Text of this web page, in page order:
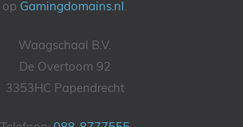
op Gamingdomains.nl .
Waagschaal B.V.
De Overtoom 92
3353HC Papendrecht